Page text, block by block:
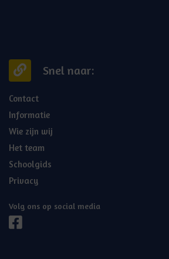
Snel naar:
Contact
Informatie
Wie zijn wij
Het team
Schoolgids
Privacy
Volg ons op social media